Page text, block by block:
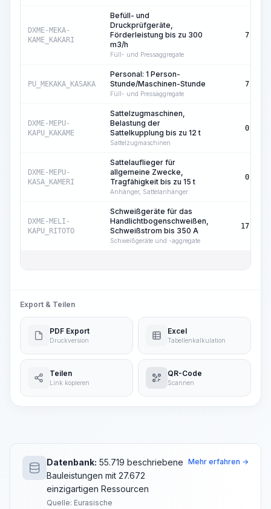
DXME-MEKA-
KAME_KAKARI
Befüll- und
Druckprüfgeräte,
Förderleistung bis zu 300
m3/h
Füll- und Pressaggregate
7,08
PU_MEKAKA_KASAKA
Personal: 1 Person-
Stunde/Maschinen-Stunde
Füll- und Pressaggregate
7,08
DXME-MEPU-
KAPU_KAKAME
Sattelzugmaschinen,
Belastung der
Sattelkupplung bis zu 12 t
Sattelzugmaschinen
0,16
DXME-MEPU-
KASA_KAMERI
Sattelauflieger für
allgemeine Zwecke,
Tragfähigkeit bis zu 15 t
Anhänger, Sattelanhänger
0,16
DXME-MELI-
KAPU_RITOTO
Schweißgeräte für das
Handlichtbogenschweißen,
Schweißstrom bis 350 A
Schweißgeräte und -aggregate
17,99
Export & Teilen
PDF Export
Druckversion
Excel
Tabellenkalkulation
Teilen
Link kopieren
QR-Code
Scannen
Datenbank: 55.719 beschriebene
Bauleistungen mit 27.672
einzigartigen Ressourcen
Quelle: Eurasische
Mehr erfahren →